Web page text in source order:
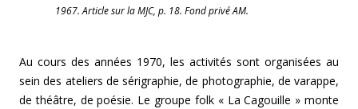
1967. Article sur la MJC, p. 18. Fond privé AM.
Au cours des années 1970, les activités sont organisées au
sein des ateliers de sérigraphie, de photographie, de varappe,
de théâtre, de poésie. Le groupe folk « La Cagouille » monte